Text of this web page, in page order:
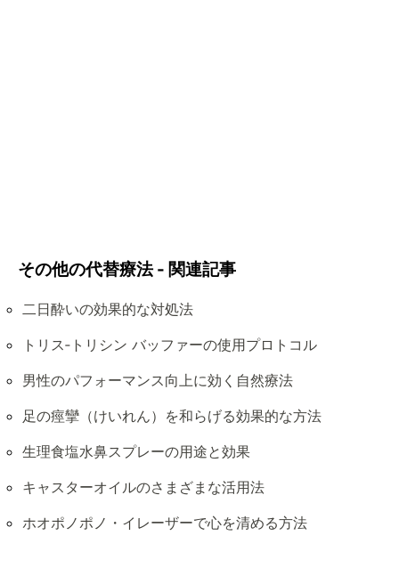
その他の代替療法 - 関連記事
二日酔いの効果的な対処法
トリス‑トリシン バッファーの使用プロトコル
男性のパフォーマンス向上に効く自然療法
足の痙攣（けいれん）を和らげる効果的な方法
生理食塩水鼻スプレーの用途と効果
キャスターオイルのさまざまな活用法
ホオポノポノ・イレーザーで心を清める方法